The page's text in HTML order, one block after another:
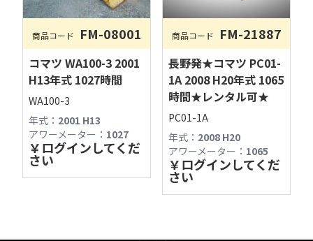
商品コード FM-08001
コマツ WA100-3 2001
H13年式 1027時間
WA100-3
年式： 2001 H13
アワーメーター： 1027
￥ログインしてくだ
さい
商品コード FM-21887
長野発★コマツ PC01-
1A 2008 H20年式 1065
時間★レンタル可★
PC01-1A
年式： 2008 H20
アワーメーター： 1065
￥ログインしてくだ
さい
フィールドマシナリーAIチャットへようこそ！
営業時間やサービス内容、商品探しの際にご利
最新の商品情報は「商品一覧」からもご確認く
ださい。
https://fmv.bz/shop
古物商許可：長野県公安委員会 第481280800012号
〒391-0013 長野県茅野市宮川2768-1
TEL:0266-78-6757
FAX:0266-72-1313
商品一覧